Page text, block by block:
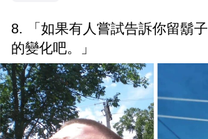
8. 「如果有人嘗試告訴你留鬍
的變化吧。」